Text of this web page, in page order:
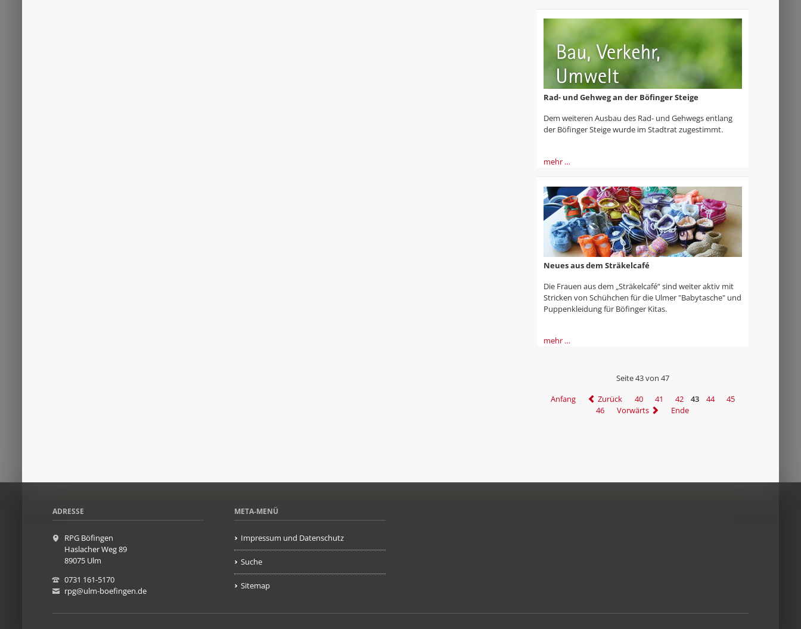
Rad- und Gehweg an der Böfinger Steige
Dem weiteren Ausbau des Rad- und Gehwegs entlang
der Böfinger Steige wurde im Stadtrat zugestimmt.
mehr …
Neues aus dem Sträkelcafé
Die Frauen aus dem „Sträkelcafé“ sind weiter aktiv mit
Stricken von Schühchen für die Ulmer "Babytasche" und
Puppenkleidung für Böfinger Kitas.
mehr …
Seite 43 von 47
Anfang
Zurück 40 41 42 43 44
45
46
Vorwärts Ende
ADRESSE
RPG Böfingen
Haslacher Weg 89
89075 Ulm
0731 161-5170
rpg@ulm-boefingen.de
META-MENÜ
Impressum und Datenschutz
Suche
Sitemap